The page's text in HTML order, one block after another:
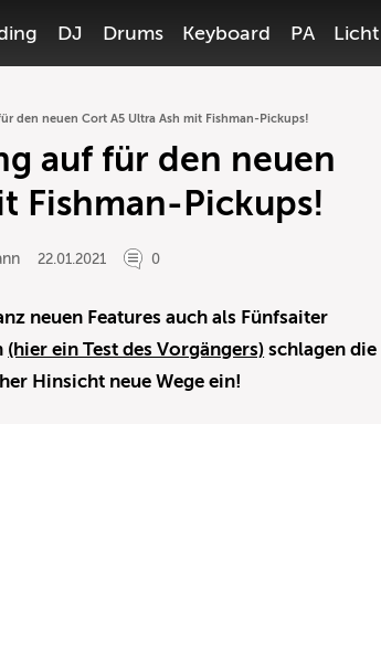
DJ Drums Keyboard PA Licht
den neuen Cort A5 Ultra Ash mit Fishman-Pickups!
auf für den neuen
Fishman-Pickups!
22.01.2021 0
neuen Features auch als Fünfsaiter
(hier ein Test des Vorgängers) schlagen die
Hinsicht neue Wege ein!